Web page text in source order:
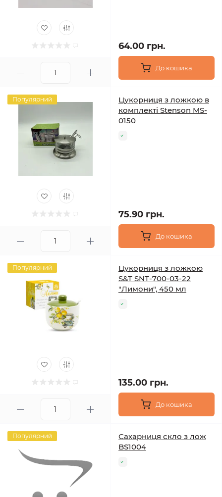
64.00 грн.
До кошика
Популярний
Цукорниця з ложкою в
комплекті Stenson MS-
0150
75.90 грн.
До кошика
Популярний
Цукорниця з ложкою
S&T SNT-700-03-22
"Лимони", 450 мл
135.00 грн.
До кошика
Популярний
Сахарниця скло з лож
BS1004